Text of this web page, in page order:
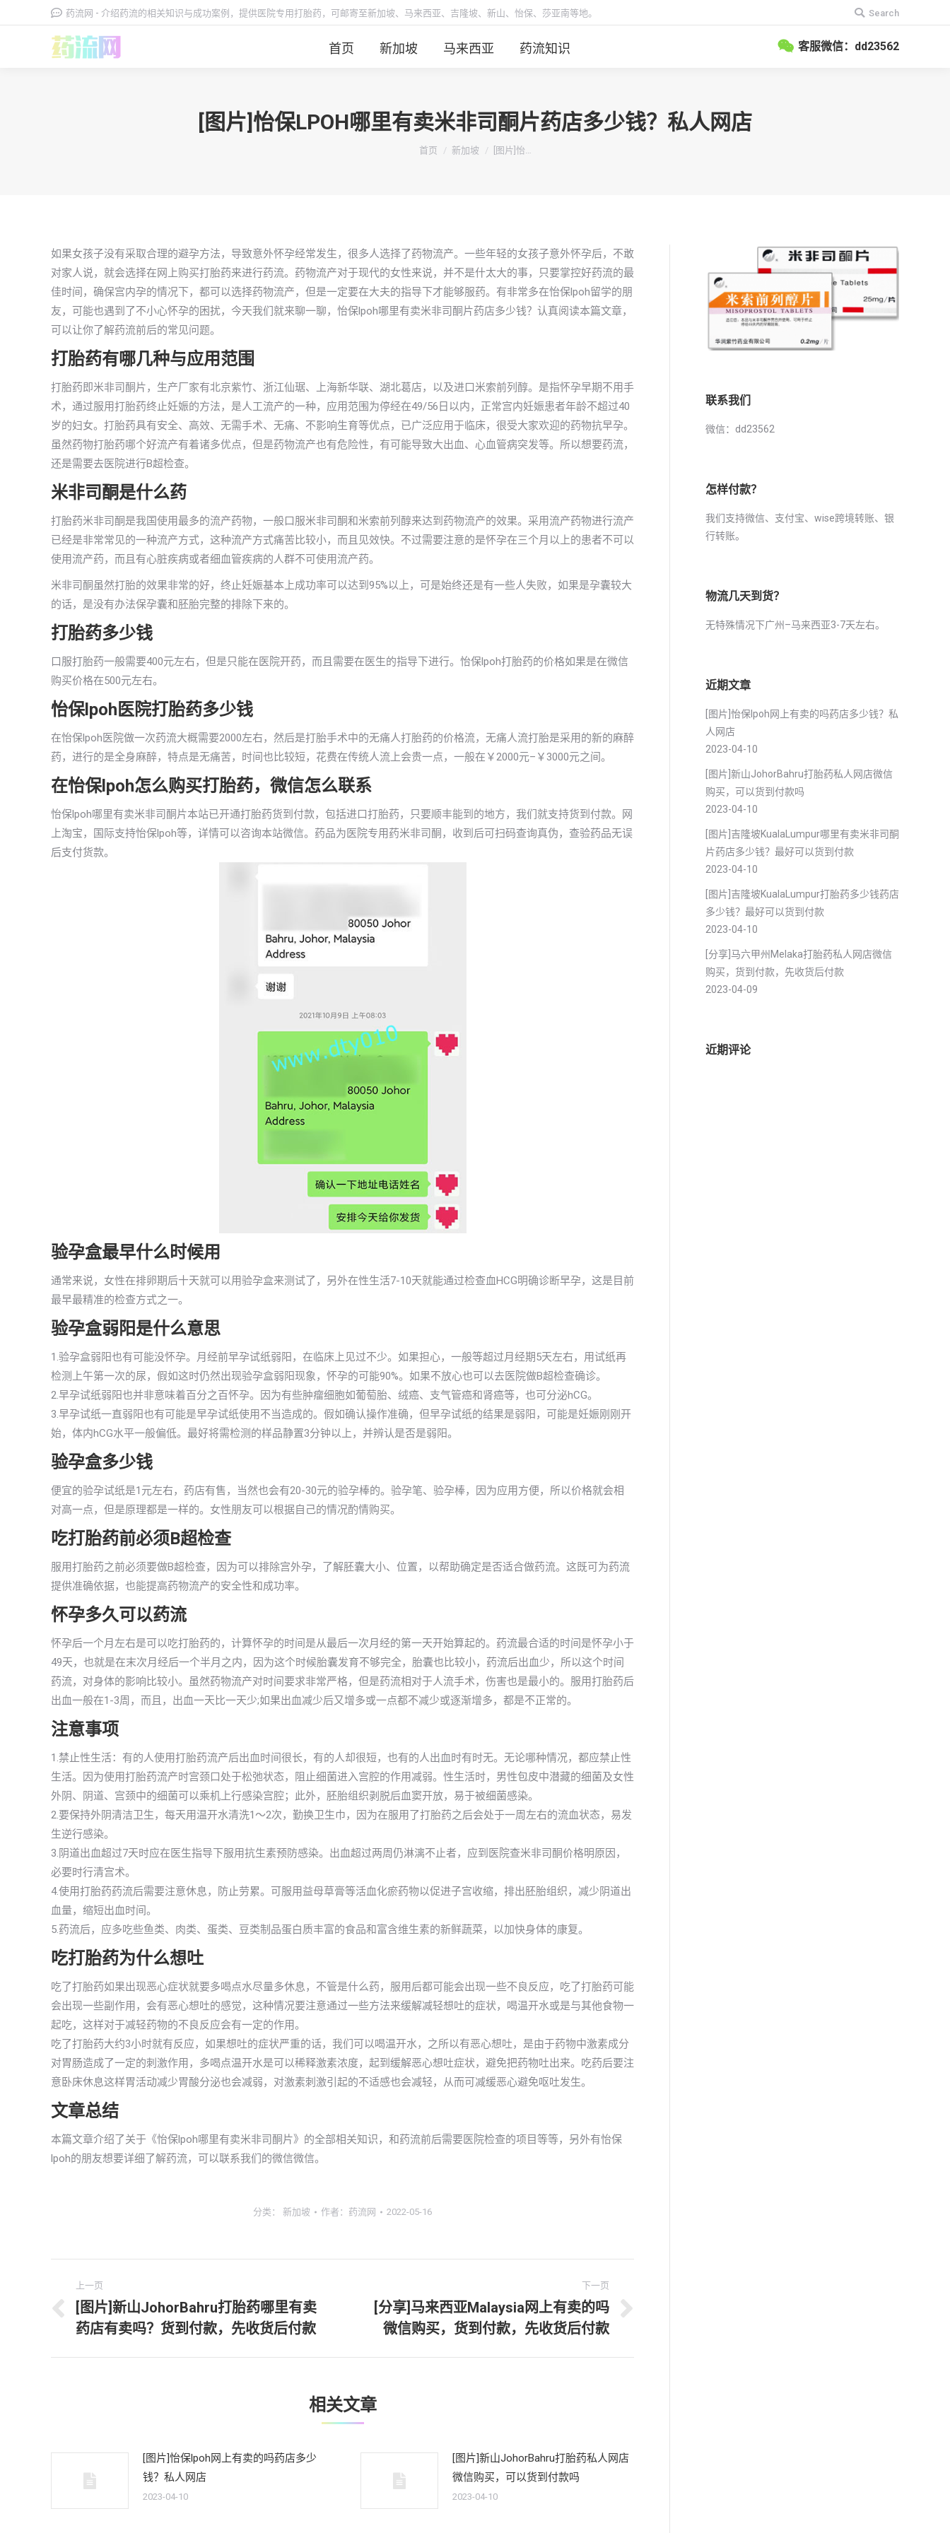
药流网 - 介绍药流的相关知识与成功案例，提供医院专用打胎药，可邮寄至新加坡、马来西亚、吉隆坡、新山、怡保、莎亚南等地。
搜
索：
Search
首页 新加坡 马来西亚 药流知识 客服微信：dd23562
[图片]怡保LPOH哪里有卖米非司酮片药店多少钱？私人网店
你在这里：
首页 新加坡 [图片]怡…
如果女孩子没有采取合理的避孕方法，导致意外怀孕经常发生，很多人选择了药物流产。一些年轻的女孩子意外怀孕后，不敢
对家人说，就会选择在网上购买打胎药来进行药流。药物流产对于现代的女性来说，并不是什太大的事，只要掌控好药流的最
佳时间，确保宫内孕的情况下，都可以选择药物流产，但是一定要在大夫的指导下才能够服药。有非常多在怡保lpoh留学的朋
友，可能也遇到了不小心怀孕的困扰，今天我们就来聊一聊，怡保lpoh哪里有卖米非司酮片药店多少钱？认真阅读本篇文章，
可以让你了解药流前后的常见问题。
打胎药有哪几种与应用范围
打胎药即米非司酮片，生产厂家有北京紫竹、浙江仙琚、上海新华联、湖北葛店，以及进口米索前列醇。是指怀孕早期不用手
术，通过服用打胎药终止妊娠的方法，是人工流产的一种，应用范围为停经在49/56日以内，正常宫内妊娠患者年龄不超过40
岁的妇女。打胎药具有安全、高效、无需手术、无痛、不影响生育等优点，已广泛应用于临床，很受大家欢迎的药物抗早孕。
虽然药物打胎药哪个好流产有着诸多优点，但是药物流产也有危险性，有可能导致大出血、心血管病突发等。所以想要药流，
还是需要去医院进行B超检查。
米非司酮是什么药
打胎药米非司酮是我国使用最多的流产药物，一般口服米非司酮和米索前列醇来达到药物流产的效果。采用流产药物进行流产
已经是非常常见的一种流产方式，这种流产方式痛苦比较小，而且见效快。不过需要注意的是怀孕在三个月以上的患者不可以
使用流产药，而且有心脏疾病或者细血管疾病的人群不可使用流产药。
米非司酮虽然打胎的效果非常的好，终止妊娠基本上成功率可以达到95%以上，可是始终还是有一些人失败，如果是孕囊较大
的话，是没有办法保孕囊和胚胎完整的排除下来的。
打胎药多少钱
口服打胎药一般需要400元左右，但是只能在医院开药，而且需要在医生的指导下进行。怡保lpoh打胎药的价格如果是在微信
购买价格在500元左右。
怡保lpoh医院打胎药多少钱
在怡保lpoh医院做一次药流大概需要2000左右，然后是打胎手术中的无痛人打胎药的价格流，无痛人流打胎是采用的新的麻醉
药，进行的是全身麻醉，特点是无痛苦，时间也比较短，花费在传统人流上会贵一点，一般在￥2000元–￥3000元之间。
在怡保lpoh怎么购买打胎药，微信怎么联系
怡保lpoh哪里有卖米非司酮片本站已开通打胎药货到付款，包括进口打胎药，只要顺丰能到的地方，我们就支持货到付款。网
上淘宝，国际支持怡保lpoh等，详情可以咨询本站微信。药品为医院专用药米非司酮，收到后可扫码查询真伪，查验药品无误
后支付货款。
验孕盒最早什么时候用
通常来说，女性在排卵期后十天就可以用验孕盒来测试了，另外在性生活7-10天就能通过检查血HCG明确诊断早孕，这是目前
最早最精准的检查方式之一。
验孕盒弱阳是什么意思
1.验孕盒弱阳也有可能没怀孕。月经前早孕试纸弱阳，在临床上见过不少。如果担心，一般等超过月经期5天左右，用试纸再
检测上午第一次的尿，假如这时仍然出现验孕盒弱阳现象，怀孕的可能90%。如果不放心也可以去医院做B超检查确诊。
2.早孕试纸弱阳也并非意味着百分之百怀孕。因为有些肿瘤细胞如葡萄胎、绒癌、支气管癌和肾癌等，也可分泌hCG。
3.早孕试纸一直弱阳也有可能是早孕试纸使用不当造成的。假如确认操作准确，但早孕试纸的结果是弱阳，可能是妊娠刚刚开
始，体内hCG水平一般偏低。最好将需检测的样品静置3分钟以上，并辨认是否是弱阳。
验孕盒多少钱
便宜的验孕试纸是1元左右，药店有售，当然也会有20-30元的验孕棒的。验孕笔、验孕棒，因为应用方便，所以价格就会相
对高一点，但是原理都是一样的。女性朋友可以根据自己的情况酌情购买。
吃打胎药前必须B超检查
服用打胎药之前必须要做B超检查，因为可以排除宫外孕，了解胚囊大小、位置，以帮助确定是否适合做药流。这既可为药流
提供准确依据，也能提高药物流产的安全性和成功率。
怀孕多久可以药流
怀孕后一个月左右是可以吃打胎药的，计算怀孕的时间是从最后一次月经的第一天开始算起的。药流最合适的时间是怀孕小于
49天，也就是在末次月经后一个半月之内，因为这个时候胎囊发育不够完全，胎囊也比较小，药流后出血少，所以这个时间
药流，对身体的影响比较小。虽然药物流产对时间要求非常严格，但是药流相对于人流手术，伤害也是最小的。服用打胎药后
出血一般在1-3周，而且，出血一天比一天少;如果出血减少后又增多或一点都不减少或逐渐增多，都是不正常的。
注意事项
1.禁止性生活：有的人使用打胎药流产后出血时间很长，有的人却很短，也有的人出血时有时无。无论哪种情况，都应禁止性
生活。因为使用打胎药流产时宫颈口处于松弛状态，阻止细菌进入宫腔的作用减弱。性生活时，男性包皮中潜藏的细菌及女性
外阴、阴道、宫颈中的细菌可以乘机上行感染宫腔；此外，胚胎组织剥脱后血窦开放，易于被细菌感染。
2.要保持外阴清洁卫生，每天用温开水清洗1～2次，勤换卫生巾，因为在服用了打胎药之后会处于一周左右的流血状态，易发
生逆行感染。
3.阴道出血超过7天时应在医生指导下服用抗生素预防感染。出血超过两周仍淋漓不止者，应到医院查米非司酮价格明原因，
必要时行清宫术。
4.使用打胎药药流后需要注意休息，防止劳累。可服用益母草膏等活血化瘀药物以促进子宫收缩，排出胚胎组织，减少阴道出
血量，缩短出血时间。
5.药流后，应多吃些鱼类、肉类、蛋类、豆类制品蛋白质丰富的食品和富含维生素的新鲜蔬菜，以加快身体的康复。
吃打胎药为什么想吐
吃了打胎药如果出现恶心症状就要多喝点水尽量多休息，不管是什么药，服用后都可能会出现一些不良反应，吃了打胎药可能
会出现一些副作用，会有恶心想吐的感觉，这种情况要注意通过一些方法来缓解减轻想吐的症状，喝温开水或是与其他食物一
起吃，这样对于减轻药物的不良反应会有一定的作用。
吃了打胎药大约3小时就有反应，如果想吐的症状严重的话，我们可以喝温开水，之所以有恶心想吐，是由于药物中激素成分
对胃肠造成了一定的刺激作用，多喝点温开水是可以稀释激素浓度，起到缓解恶心想吐症状，避免把药物吐出来。吃药后要注
意卧床休息这样胃活动减少胃酸分泌也会减弱，对激素刺激引起的不适感也会减轻，从而可减缓恶心避免呕吐发生。
文章总结
本篇文章介绍了关于《怡保lpoh哪里有卖米非司酮片》的全部相关知识，和药流前后需要医院检查的项目等等，另外有怡保
lpoh的朋友想要详细了解药流，可以联系我们的微信微信。
分类： 新加坡 作者： 药流网 2022-05-16
章
上一页
上
一
文
[图片]新山JohorBahru打胎药哪里有卖
药店有卖吗？货到付款，先收货后付款
下一页
文
[分享]马来西亚Malaysia网上有卖的吗
微信购买，货到付款，先收货后付款
相关文章
[图片]怡保lpoh网上有卖的吗药店多少
钱？私人网店
2023-04-10
[图片]新山JohorBahru打胎药私人网店
微信购买，可以货到付款吗
2023-04-10
联系我们
微信：dd23562
怎样付款？
我们支持微信、支付宝、wise跨境转账、银
行转账。
物流几天到货？
无特殊情况下广州–马来西亚3-7天左右。
近期文章
[图片]怡保lpoh网上有卖的吗药店多少钱？私
人网店
2023-04-10
[图片]新山JohorBahru打胎药私人网店微信
购买，可以货到付款吗
2023-04-10
[图片]吉隆坡KualaLumpur哪里有卖米非司酮
片药店多少钱？最好可以货到付款
2023-04-10
[图片]吉隆坡KualaLumpur打胎药多少钱药店
多少钱？最好可以货到付款
2023-04-10
[分享]马六甲州Melaka打胎药私人网店微信
购买，货到付款，先收货后付款
2023-04-09
近期评论